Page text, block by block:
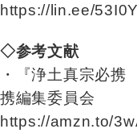
https://lin.ee/
◇参考文献
・『浄土真宗必
携編集委員会
https://amzn.to/